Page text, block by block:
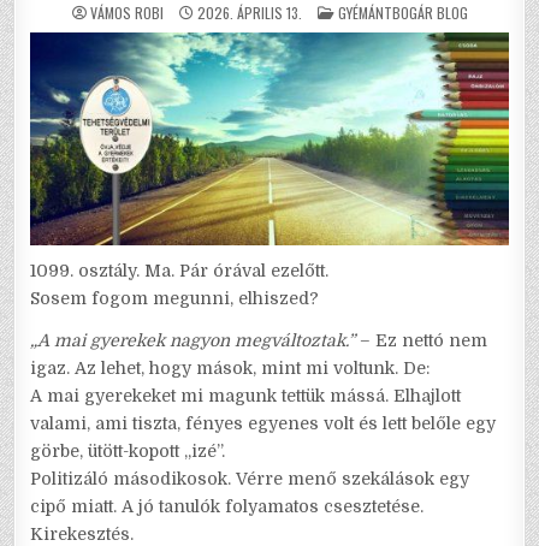
VÁMOS ROBI 2026. ÁPRILIS 13. POSTED
IN
GYÉMÁNTBOGÁR BLOG
1099. osztály. Ma. Pár órával ezelőtt.
Sosem fogom megunni, elhiszed?
„A mai gyerekek nagyon megváltoztak.”– Ez nettó nem
igaz. Az lehet, hogy mások, mint mi voltunk. De:
A mai gyerekeket mi magunk tettük mássá. Elhajlott
valami, ami tiszta, fényes egyenes volt és lett belőle egy
görbe, ütött-kopott „izé”.
Politizáló másodikosok. Vérre menő szekálások egy
cipő miatt. A jó tanulók folyamatos csesztetése.
Kirekesztés.